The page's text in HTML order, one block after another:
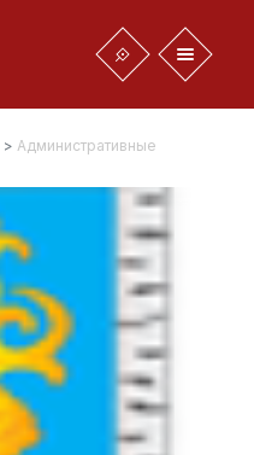
> Административные